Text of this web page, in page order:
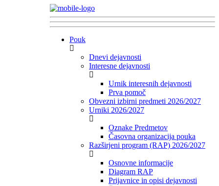
Pouk
Dnevi dejavnosti
Interesne dejavnosti
Urnik interesnih dejavnosti
Prva pomoč
Obvezni izbirni predmeti 2026/2027
Urniki 2026/2027
Oznake Predmetov
Časovna organizacija pouka
Razširjeni program (RAP) 2026/2027
Osnovne informacije
Diagram RAP
Prijavnice in opisi dejavnosti